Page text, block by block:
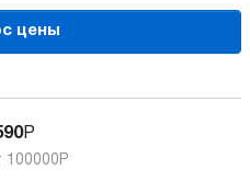
цены
Р
100000 Р